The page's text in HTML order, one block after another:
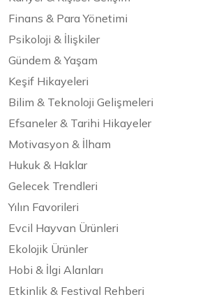
Finans & Para Yönetimi
Psikoloji & İlişkiler
Gündem & Yaşam
Keşif Hikayeleri
Bilim & Teknoloji Gelişmeleri
Efsaneler & Tarihi Hikayeler
Motivasyon & İlham
Hukuk & Haklar
Gelecek Trendleri
Yılın Favorileri
Evcil Hayvan Ürünleri
Ekolojik Ürünler
Hobi & İlgi Alanları
Etkinlik & Festival Rehberi